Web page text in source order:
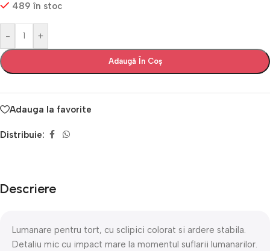
489 în stoc
- +
Adaugă În Coș
Adauga la favorite
Distribuie:
Descriere
Lumanare pentru tort, cu sclipici colorat si ardere stabila.
Detaliu mic cu impact mare la momentul suflarii lumanarilor.